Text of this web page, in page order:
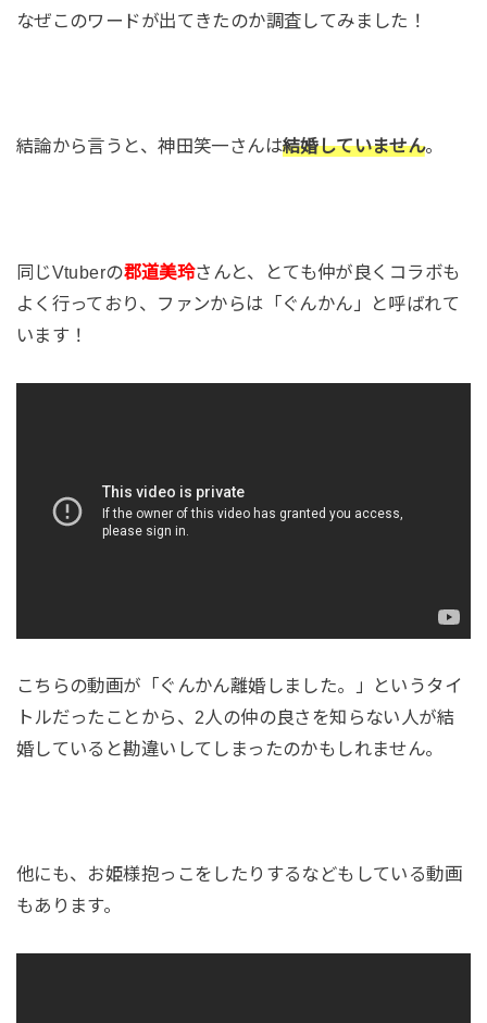
なぜこのワードが出てきたのか調査してみました！
結論から言うと、神田笑一さんは結婚していません。
同じVtuberの郡道美玲さんと、とても仲が良くコラボも
よく行っており、ファンからは「ぐんかん」と呼ばれて
います！
こちらの動画が「ぐんかん離婚しました。」というタイ
トルだったことから、2人の仲の良さを知らない人が結
婚していると勘違いしてしまったのかもしれません。
他にも、お姫様抱っこをしたりするなどもしている動画
もあります。